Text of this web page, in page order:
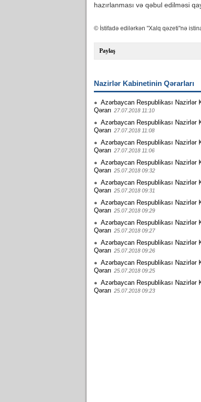
hazırlanması və qəbul edilməsi
© İstifadə edilərkən "Xalq qəzeti"nə
Paylaş
Nazirlər Kabinetinin Qərarları
Azərbaycan Respublikası Nazirlər
Qərarı 27.07.2018 11:10
Azərbaycan Respublikası Nazirlər
Qərarı 27.07.2018 11:08
Azərbaycan Respublikası Nazirlər
Qərarı 27.07.2018 11:06
Azərbaycan Respublikası Nazirlər
Qərarı 25.07.2018 09:32
Azərbaycan Respublikası Nazirlər
Qərarı 25.07.2018 09:31
Azərbaycan Respublikası Nazirlər
Qərarı 25.07.2018 09:29
Azərbaycan Respublikası Nazirlər
Qərarı 25.07.2018 09:27
Azərbaycan Respublikası Nazirlər
Qərarı 25.07.2018 09:26
Azərbaycan Respublikası Nazirlər
Qərarı 25.07.2018 09:25
Azərbaycan Respublikası Nazirlər
Qərarı 25.07.2018 09:23